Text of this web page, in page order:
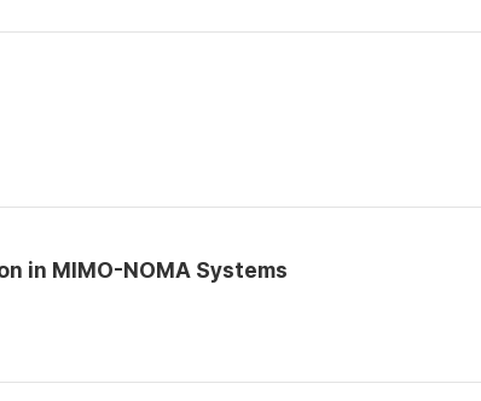
in MIMO-NOMA Systems